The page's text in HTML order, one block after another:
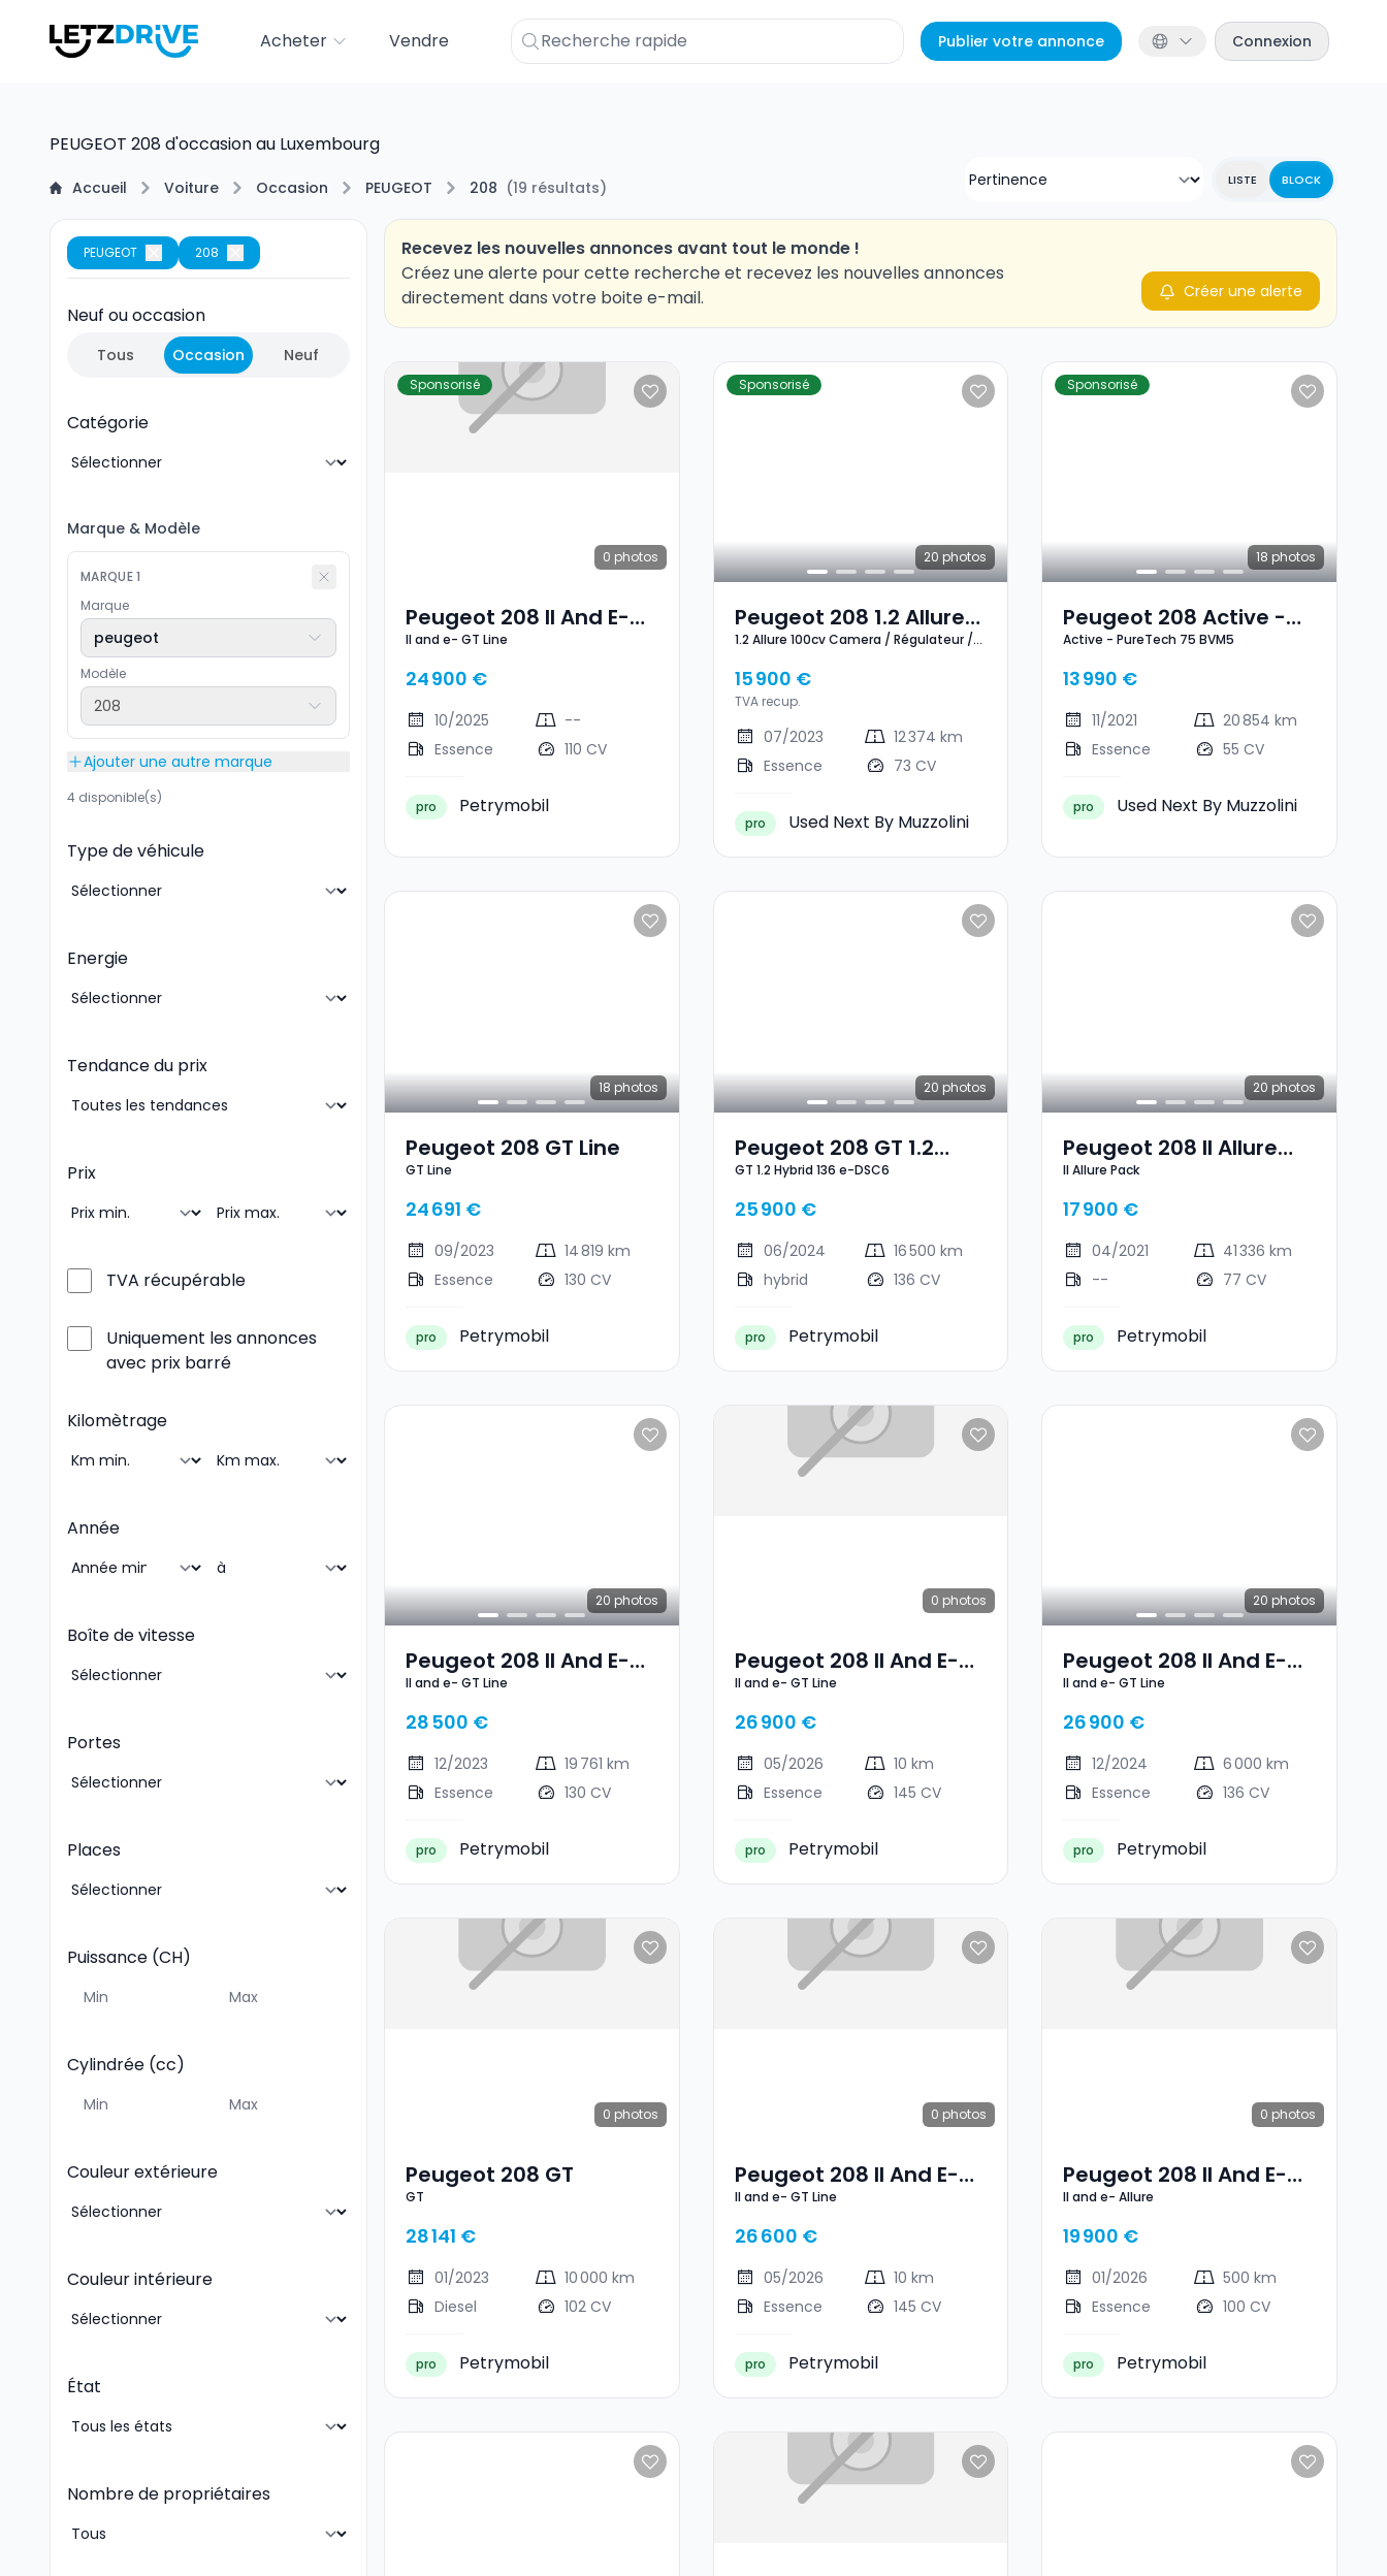
Acheter Vendre Publier votre annonce Connexion
PEUGEOT 208 d'occasion au Luxembourg
Accueil Voiture Occasion PEUGEOT 208 (19 résultats) LISTE BLOCK
PEUGEOT 208
Neuf ou occasion
Tous Occasion Neuf
Catégorie
Marque & Modèle
MARQUE1
Marque
peugeot
Modèle
208
Ajouter une autre marque
4 disponible(s)
Type de véhicule
Energie
Tendance du prix
Prix
TVA récupérable
Uniquement les annonces
avec prix barré
Kilomètrage
Année
Boîte de vitesse
Portes
Places
Puissance (CH)
Cylindrée (cc)
Couleur extérieure
Couleur intérieure
État
Nombre de propriétaires
Recevez les nouvelles annonces avant tout le monde !
Créez une alerte pour cette recherche et recevez les nouvelles annonces
directement dans votre boite e-mail.
Créer une alerte
Sponsorisé
0 photos
Peugeot 208 II And E-
GT Line
II and e- GT Line
24 900 €
10/2025
--
Essence
110 CV
pro Petrymobil
Sponsorisé
20 photos
Peugeot 208 1.2 Allure
100cv Camera /
Régulateur / Sièges
Chauffants
1.2 Allure 100cv Camera / Régulateur /
15 900 €
TVA recup.
07/2023
12 374 km
Essence
73 CV
pro Used Next By Muzzolini
Sponsorisé
18 photos
Peugeot 208 Active -
PureTech 75 BVM5
Active - PureTech 75 BVM5
13 990 €
11/2021
20 854 km
Essence
55 CV
pro Used Next By Muzzolini
18 photos
Peugeot 208 GT Line
GT Line
24 691 €
09/2023
14 819 km
Essence
130 CV
pro Petrymobil
20 photos
Peugeot 208 GT 1.2
Hybrid 136 E-DSC6
GT 1.2 Hybrid 136 e-DSC6
25 900 €
06/2024
16 500 km
hybrid
136 CV
pro Petrymobil
20 photos
Peugeot 208 II Allure
Pack
II Allure Pack
17 900 €
04/2021
41 336 km
--
77 CV
pro Petrymobil
20 photos
Peugeot 208 II And E-
GT Line
II and e- GT Line
28 500 €
12/2023
19 761 km
Essence
130 CV
pro Petrymobil
0 photos
Peugeot 208 II And E-
GT Line
II and e- GT Line
26 900 €
05/2026
10 km
Essence
145 CV
pro Petrymobil
20 photos
Peugeot 208 II And E-
GT Line
II and e- GT Line
26 900 €
12/2024
6 000 km
Essence
136 CV
pro Petrymobil
0 photos
Peugeot 208 GT
GT
28 141 €
01/2023
10 000 km
Diesel
102 CV
pro Petrymobil
0 photos
Peugeot 208 II And E-
GT Line
II and e- GT Line
26 600 €
05/2026
10 km
Essence
145 CV
pro Petrymobil
0 photos
Peugeot 208 II And E-
Allure
II and e- Allure
19 900 €
01/2026
500 km
Essence
100 CV
pro Petrymobil